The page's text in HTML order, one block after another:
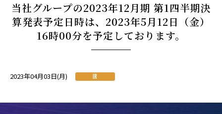
当社グループの2023年12月期 第1四半期決
算発表予定日時は、2023年5月12日（金）
16時00分を予定しております。
2023年04月03日(月) IR